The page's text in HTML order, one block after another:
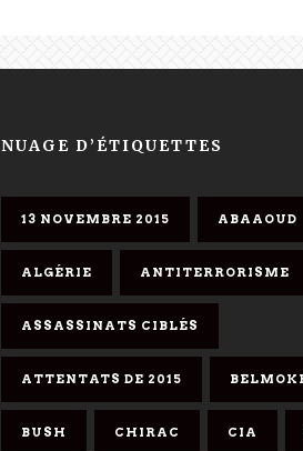
NUAGE D’ÉTIQUETTES
13 NOVEMBRE 2015 ABAAOUD
ALGÉRIE ANTITERRORISME
ASSASSINATS CIBLÉS
ATTENTATS DE 2015
BUSH CHIRAC CIA